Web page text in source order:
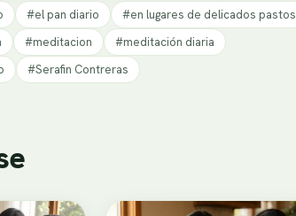
#el pan diario
#en lugares de delicados pastos
#meditacion
#meditación diaria
#Serafin Contreras